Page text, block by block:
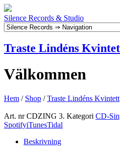
Silence Records & Studio
Traste Lindéns
Välkommen
Hem / Shop /Traste Lindéns Kvintett
Art. nrCDZING 3. Kategori CD-
SpotifyiTunesTidal
Beskrivning